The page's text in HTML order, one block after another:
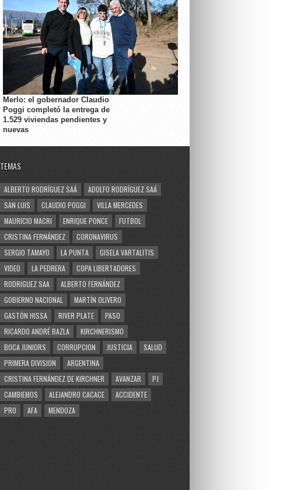
Merlo: el gobernador Claudio
Poggi completó la entrega de
1.529 viviendas pendientes y
nuevas
TEMAS
ALBERTO RODRÍGUEZ SAÁ
ADOLFO RODRÍGUEZ SAÁ
SAN LUIS
CLAUDIO POGGI
VILLA MERCEDES
MAURICIO MACRI
ENRIQUE PONCE
FUTBOL
CRISTINA FERNÁNDEZ
CORONAVIRUS
SERGIO TAMAYO
LA PUNTA
GISELA VARTALITIS
VIDEO
LA PEDRERA
COPA LIBERTADORES
RODRIGUEZ SAA
ALBERTO FERNÁNDEZ
GOBIERNO NACIONAL
MARTÍN OLIVERO
GASTÓN HISSA
RIVER PLATE
PASO
RICARDO ANDRÉ BAZLA
KIRCHNERISMO
BOCA JUNIORS
CORRUPCION JUSTICIA
SALUD
PRIMERA DIVISION
ARGENTINA
CRISTINA FERNÁNDEZ DE KIRCHNER
AVANZAR
PJ
CAMBIEMOS
ALEJANDRO CACACE
ACCIDENTE
PRO
AFA MENDOZA